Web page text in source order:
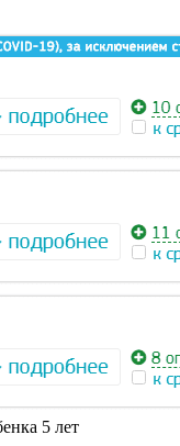
5 лет